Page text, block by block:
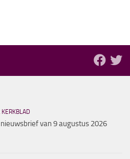
van 9 augustus 2026